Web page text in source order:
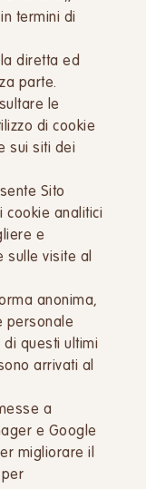
termini di
diretta ed
parte.
le
di cookie
sui siti dei
Sito
cookie analitici
e
sulle visite al
anonima,
personale
di questi ultimi
arrivati al
a
e Google
migliorare il
per